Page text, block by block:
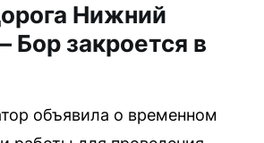
Нижний
Бор закроется в
объявила о временном